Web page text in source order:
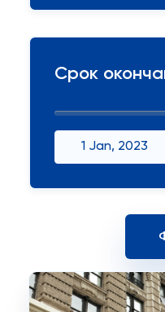
Срок
1 Jan, 2023